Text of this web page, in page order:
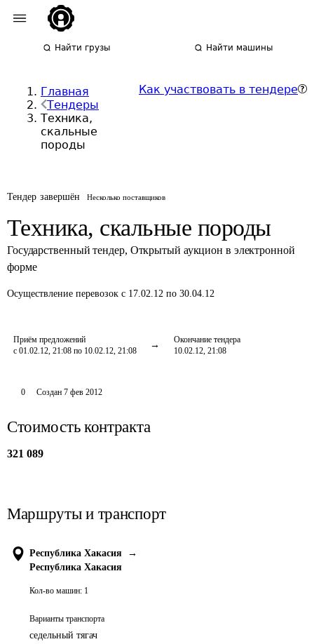
Найти грузы Найти машины
Главная
Тендеры
Техника,
скальные
породы
Как участвовать в тендере
Тендер завершён Несколько поставщиков
Техника, скальные породы
Государственный тендер, Открытый аукцион в электронной
форме
Осуществление перевозок с 17.02.12 по 30.04.12
Приём предложений
с 01.02.12, 21:08 по 10.02.12, 21:08
Окончание тендера
10.02.12, 21:08
0 Создан 7 фев 2012
Стоимость контракта
321 089
Маршруты и транспорт
Республика Хакасия
→
Республика Хакасия
Кол-во машин: 1
Варианты транспорта
седельный тягач